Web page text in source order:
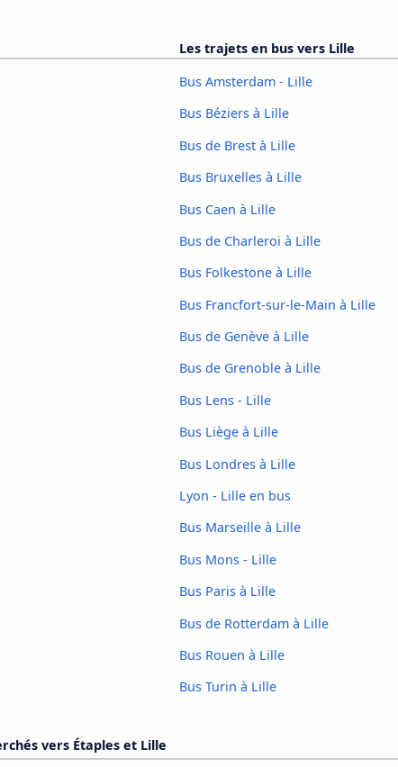
Les trajets en bus vers Lille
Bus Amsterdam - Lille
Bus Béziers à Lille
Bus de Brest à Lille
Bus Bruxelles à Lille
Bus Caen à Lille
Bus de Charleroi à Lille
Bus Folkestone à Lille
Bus Francfort-sur-le-Main à Lille
Bus de Genève à Lille
Bus de Grenoble à Lille
Bus Lens - Lille
Bus Liège à Lille
Bus Londres à Lille
Lyon - Lille en bus
Bus Marseille à Lille
Bus Mons - Lille
Bus Paris à Lille
Bus de Rotterdam à Lille
Bus Rouen à Lille
Bus Turin à Lille
vers Étaples et Lille